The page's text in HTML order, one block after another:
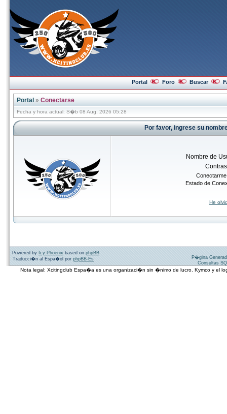
Portal Foro Buscar
Portal » Conectarse
Fecha y hora actual: S�b 08 Aug, 2026 05:28
Por favor, ingrese su
Nombre de
Estado de
He
Powered by Icy Phoenix based on phpBB
Traducci�n al Espa�ol por phpBB-Es
P�gina
Consultas
Nota legal: Xcitingclub Espa�a es una organizaci�n sin �nimo de lucro. Kymco y el